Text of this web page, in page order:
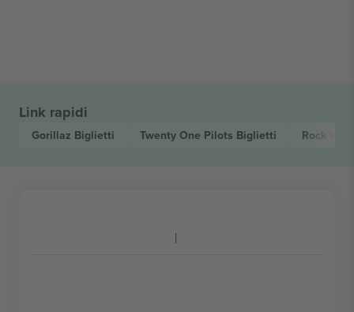
Link rapidi
Gorillaz Biglietti Twenty One Pilots Biglietti Rock